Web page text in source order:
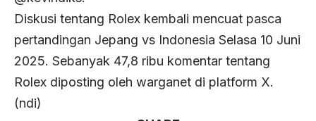
Diskusi tentang Rolex kembali mencuat pasca
pertandingan Jepang vs Indonesia Selasa 10 Juni
2025. Sebanyak 47,8 ribu komentar tentang
Rolex diposting oleh warganet di platform X.
(ndi)